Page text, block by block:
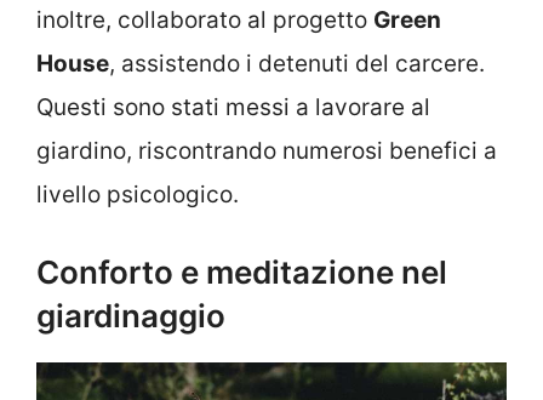
inoltre, collaborato al progetto Green
House, assistendo i detenuti del carcere.
Questi sono stati messi a lavorare al
giardino, riscontrando numerosi benefici a
livello psicologico.
Conforto e meditazione nel
giardinaggio